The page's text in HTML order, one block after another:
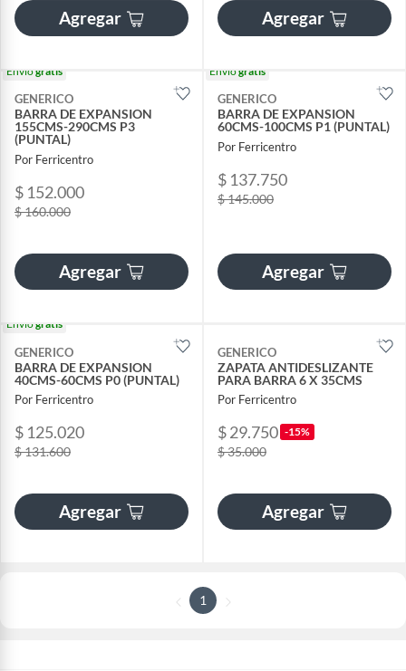
Agregar Agregar
Envíogratis
GENERICO
BARRA DE EXPANSION
155CMS-290CMS P3
(PUNTAL)
Por Ferricentro
$ 152.000
$ 160.000
Agregar
Envíogratis
GENERICO
BARRA DE EXPANSION
60CMS-100CMS P1 (PUNTAL)
Por Ferricentro
$ 137.750
$ 145.000
Agregar
Envíogratis
GENERICO
BARRA DE EXPANSION
40CMS-60CMS P0 (PUNTAL)
Por Ferricentro
$ 125.020
$ 131.600
Agregar
GENERICO
ZAPATA ANTIDESLIZANTE
PARA BARRA 6 X 35CMS
Por Ferricentro
$ 29.750 -15%
$ 35.000
Agregar
1